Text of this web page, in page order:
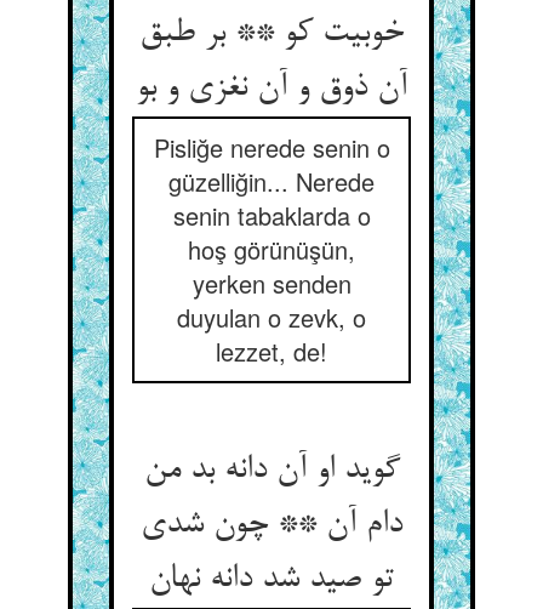
خوبیت کو ** بر طبق
آن ذوق و آن نغزی و بو
Pisliğe nerede senin o
güzelliğin... Nerede
senin tabaklarda o
hoş görünüşün,
yerken senden
duyulan o zevk, o
lezzet, de!
گوید او آن دانه بد من
دام آن ** چون شدی
تو صید شد دانه نهان